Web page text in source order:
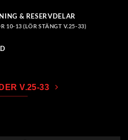
& RESERVDELAR
10-13 (LÖR STÄNGT V.25-33)
V.25-33